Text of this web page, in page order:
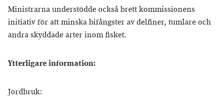
Ministrarna understödde också brett kommissionens
initiativ för att minska bifångster av delfiner, tumlare och
andra skyddade arter inom fisket.
Ytterligare information:
Jordbruk: